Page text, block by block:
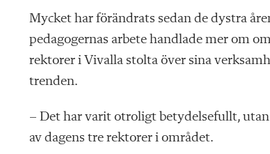
Mycket har förändrats sedan de dystra
pedagogernas arbete handlade mer om
rektorer i Vivalla stolta över sina
trenden.
– Det har varit otroligt betydelsefullt,
av dagens tre rektorer i området.